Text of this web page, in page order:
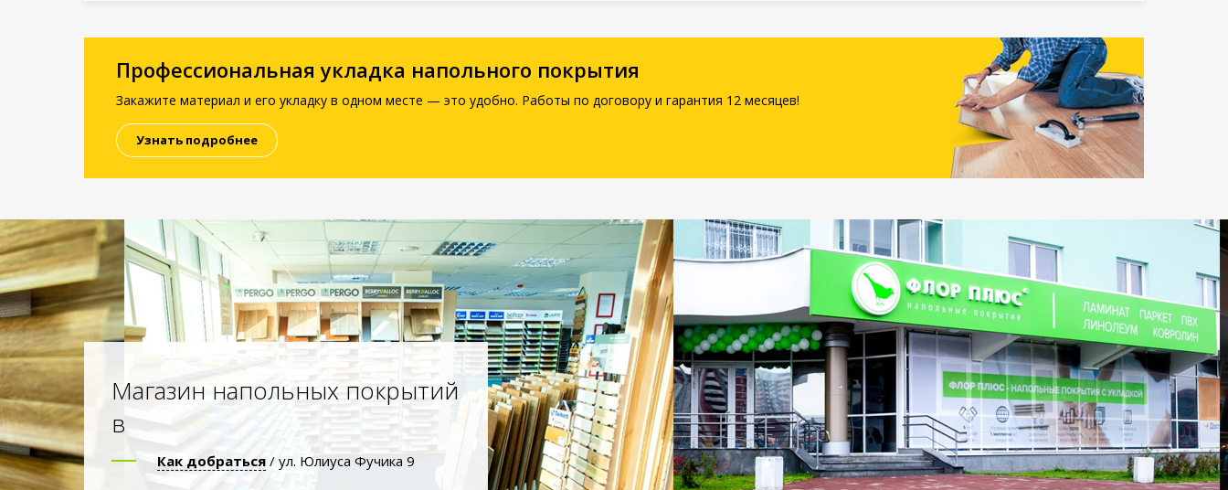
Профессиональная укладка напольного покрытия
Закажите материал и его укладку в одном месте — это удобно. Работы по договору и гарантия 12 месяцев!
Узнать подробнее
Магазин напольных покрытий
в
Как добраться / ул. Юлиуса Фучика 9